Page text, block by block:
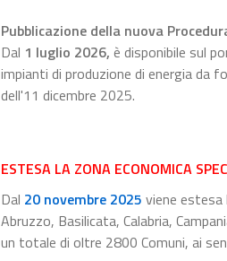
Pubblicazione della nuova
Dal 1 luglio 2026, è disponibile sul
impianti di produzione di energia da
dell'11 dicembre 2025.
ESTESA LA ZONA ECONOMICA
Dal 20 novembre 2025 viene estesa
Abruzzo, Basilicata, Calabria,
un totale di oltre 2800 Comuni, ai